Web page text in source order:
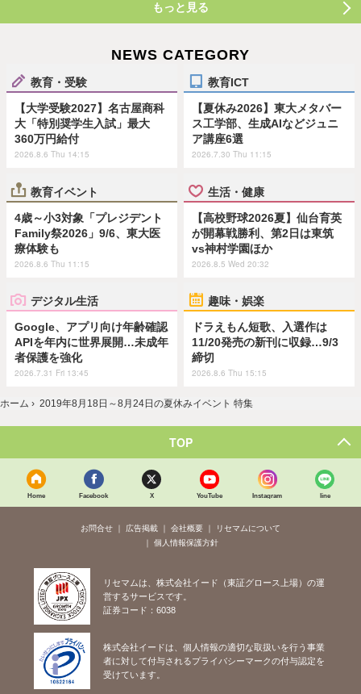
もっと見る
NEWS CATEGORY
教育・受験
【大学受験2027】名古屋商科
大「特別奨学生入試」最大
360万円給付
2026.8.6 Thu 14:15
教育ICT
【夏休み2026】東大メタバー
ス工学部、生成AIなどジュニ
ア講座6選
2026.7.30 Thu 11:15
教育イベント
4歳～小3対象「プレジデント
Family祭2026」9/6、東大医
療体験も
2026.8.6 Thu 11:15
生活・健康
【高校野球2026夏】仙台育英
が開幕戦勝利、第2日は東筑
vs神村学園ほか
2026.8.5 Wed 20:32
デジタル生活
Google、アプリ向け年齢確認
APIを年内に世界展開…未成年
者保護を強化
2026.7.31 Fri 13:45
趣味・娯楽
ドラえもん短歌、入選作は
11/20発売の新刊に収録…9/3
締切
2026.8.6 Thu 15:15
ホーム › 2019年8月18日～8月24日の夏休みイベント 特集
TOP
Home Facebook X YouTube Instagram line
お問合せ 広告掲載 会社概要
リセマムについて
個人情報保護方針
リセマムは、株式会社イード（東証グロース上場）の運
営するサービスです。
証券コード：6038
株式会社イードは、個人情報の適切な取扱いを行う事業
者に対して付与されるプライバシーマークの付与認定を
受けています。